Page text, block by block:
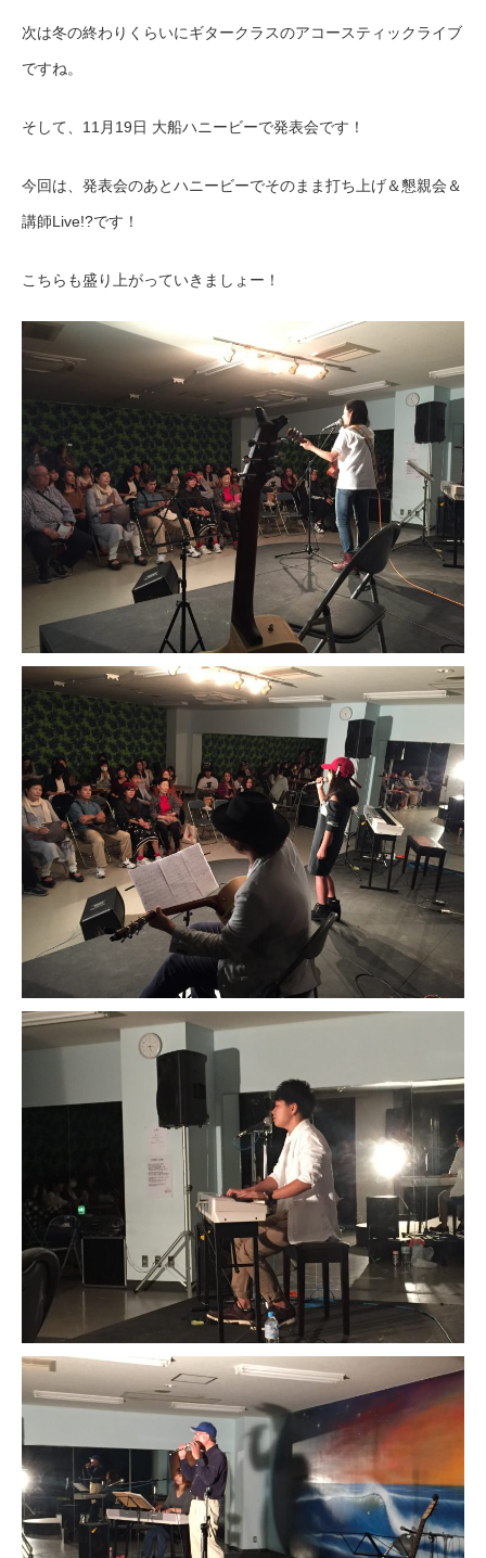
次は冬の終わりくらいにギタークラスのアコースティックライブ
ですね。
そして、11月19日 大船ハニービーで発表会です！
今回は、発表会のあとハニービーでそのまま打ち上げ＆懇親会＆
講師Live!?です！
こちらも盛り上がっていきましょー！